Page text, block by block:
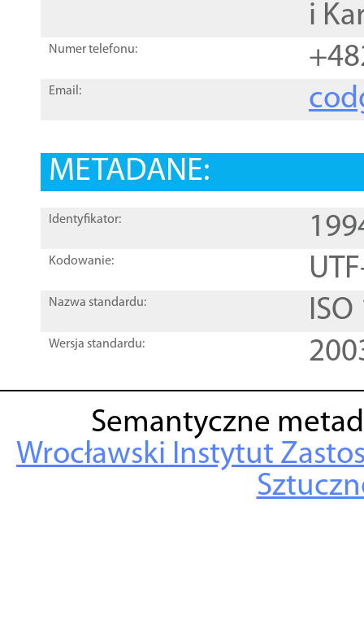
i
Numer telefonu:
Email:
METADANE:
Identyfikator:
Kodowanie:
Nazwa standardu:
Wersja standardu:
Semantyczne
Wrocławski Instytut